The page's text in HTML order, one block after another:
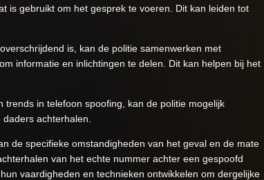
is gebruikt om het gesprek te voeren. Dit kan leiden tot
is, kan de politie samenwerken met
informatie en inlichtingen te delen. Dit kan helpen bij het
trends in telefoon spoofing, kan de politie mogelijk
achterhalen.
de specifieke omstandigheden van het geval en de mate
van het echte nummer achter een gespoofd
vaardigheden en technieken ontwikkelen om dergelijke